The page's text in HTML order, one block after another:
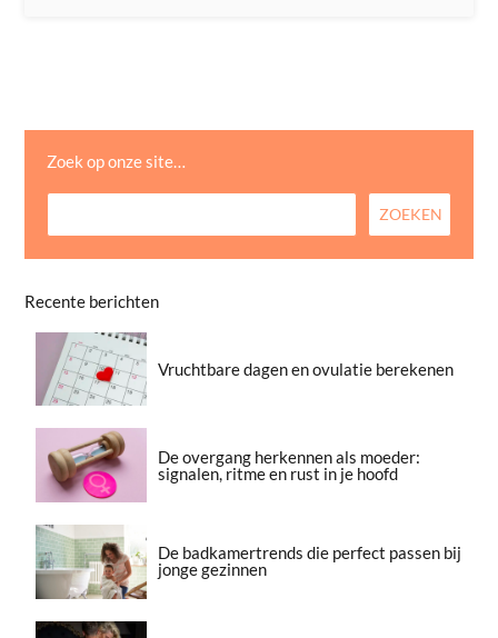
Zoek op onze site…
Recente berichten
Vruchtbare dagen en ovulatie berekenen
De overgang herkennen als moeder:
signalen, ritme en rust in je hoofd
De badkamertrends die perfect passen bij
jonge gezinnen